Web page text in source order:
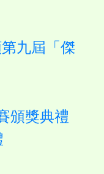
九屆「傑
頒獎典禮